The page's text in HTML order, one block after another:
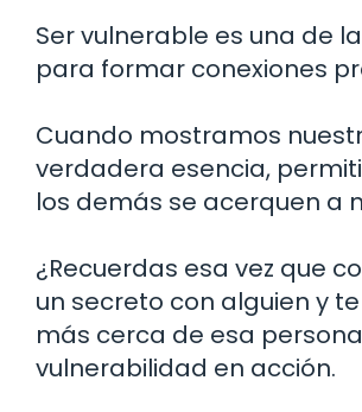
Ser vulnerable es una de
para formar conexiones
Cuando mostramos
verdadera esencia,
los demás se acerquen a
¿Recuerdas esa vez que
un secreto con alguien y
más cerca de esa
vulnerabilidad en acción.